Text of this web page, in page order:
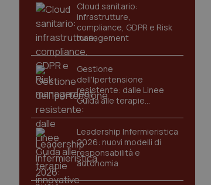
Cloud sanitario:
infrastrutture,
compliance, GDPR e Risk
management
Gestione
dell'Ipertensione
resistente: dalle Linee
Guida alle terapie
innovative
Leadership Infermieristica
2026: nuovi modelli di
responsabilità e
autonomia